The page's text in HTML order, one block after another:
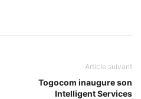
Article suivant
Togocom inaugure son
Intelligent Services